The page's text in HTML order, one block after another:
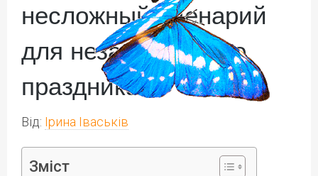
несложный сценарий
для незабываемого
праздника
Від: Ірина Іваськів
Зміст